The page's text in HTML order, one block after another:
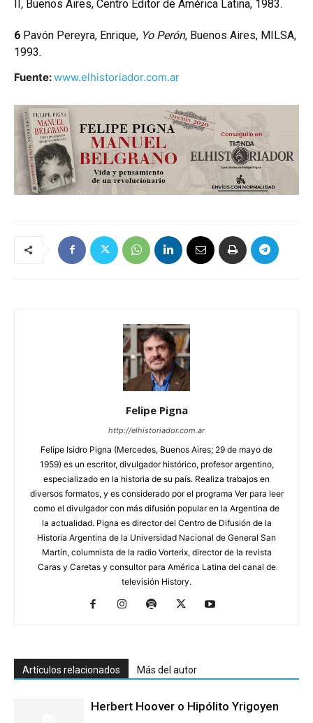
II, Buenos Aires, Centro Editor de América Latina, 1983.
6 Pavón Pereyra, Enrique, Yo Perón, Buenos Aires, MILSA,
1993.
Fuente:www.elhistoriador.com.ar
Felipe Pigna
http://elhistoriador.com.ar
Felipe Isidro Pigna (Mercedes, Buenos Aires; 29 de mayo de
1959) es un escritor, divulgador histórico, profesor argentino,
especializado en la historia de su país. Realiza trabajos en
diversos formatos, y es considerado por el programa Ver para leer
como el divulgador con más difusión popular en la Argentina de
la actualidad. Pigna es director del Centro de Difusión de la
Historia Argentina de la Universidad Nacional de General San
Martín, columnista de la radio Vorterix, director de la revista
Caras y Caretas y consultor para América Latina del canal de
televisión History.
Artículos relacionados Más del autor
Herbert Hoover o Hipólito Yrigoyen